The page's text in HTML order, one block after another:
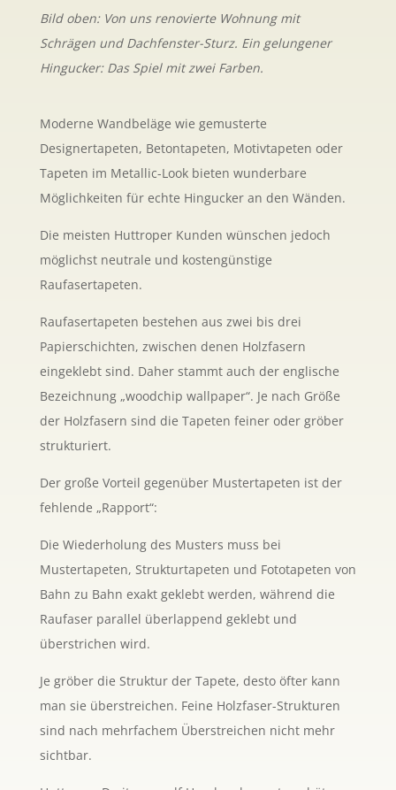
Bild oben: Von uns renovierte Wohnung mit
Schrägen und Dachfenster-Sturz. Ein gelungener
Hingucker: Das Spiel mit zwei Farben.
Moderne Wandbeläge wie gemusterte
Designertapeten, Betontapeten, Motivtapeten oder
Tapeten im Metallic-Look bieten wunderbare
Möglichkeiten für echte Hingucker an den Wänden.
Die meisten Huttroper Kunden wünschen jedoch
möglichst neutrale und kostengünstige
Raufasertapeten.
Raufasertapeten bestehen aus zwei bis drei
Papierschichten, zwischen denen Holzfasern
eingeklebt sind. Daher stammt auch der englische
Bezeichnung „woodchip wallpaper“. Je nach Größe
der Holzfasern sind die Tapeten feiner oder gröber
strukturiert.
Der große Vorteil gegenüber Mustertapeten ist der
fehlende „Rapport“:
Die Wiederholung des Musters muss bei
Mustertapeten, Strukturtapeten und Fototapeten von
Bahn zu Bahn exakt geklebt werden, während die
Raufaser parallel überlappend geklebt und
überstrichen wird.
Je gröber die Struktur der Tapete, desto öfter kann
man sie überstreichen. Feine Holzfaser-Strukturen
sind nach mehrfachem Überstreichen nicht mehr
sichtbar.